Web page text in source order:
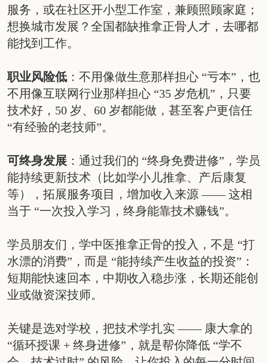
服务，或在社区开小型工作室，兼顾照顾家庭；
想换城市发展？全国都缺推拿正骨人才，去哪都
能找到工作。
职业风险低：不用像做生意那样担心 “亏本”，也
不用像互联网行业那样担心 “35 岁危机”，只要
技术好，50 岁、60 岁都能做，甚至客户更信任
“有经验的老技师”。
可终身发展：通过我们的 “终身免费进修”，学员
能持续更新技术（比如学小儿推拿、产后康复
等），拓展服务项目，增加收入来源 —— 这相
当于 “一次投入学习，终身能靠技术赚钱”。
学员朋友们，学中医推拿正骨的投入，不是 “打
水漂的消费”，而是 “能持续产生收益的投资”：
短期能快速回本，中期收入稳步涨，长期还能创
业或做资深技师。
关键是选对学校，把技术学扎实 —— 康大拿的
“循环授课 + 终身进修”，就是帮你降低 “学不